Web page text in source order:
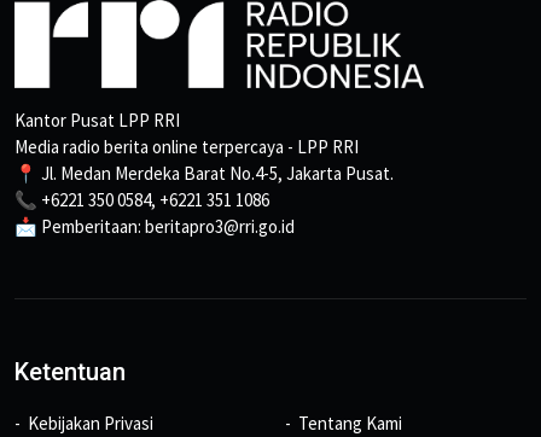
Kantor Pusat LPP RRI
Media radio berita online terpercaya - LPP RRI
📍 Jl. Medan Merdeka Barat No.4-5, Jakarta Pusat.
📞 +6221 350 0584, +6221 351 1086
📩 Pemberitaan: beritapro3@rri.go.id
Ketentuan
Kebijakan Privasi
Tentang Kami